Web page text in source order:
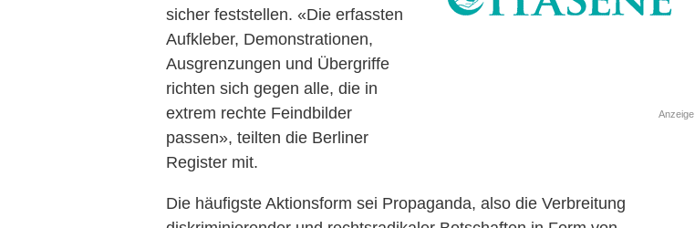
Anzeige
sicher feststellen. «Die erfassten
Aufkleber, Demonstrationen,
Ausgrenzungen und Übergriffe
richten sich gegen alle, die in
extrem rechte Feindbilder
passen», teilten die Berliner
Register mit.
Die häufigste Aktionsform sei Propaganda, also die Verbreitung